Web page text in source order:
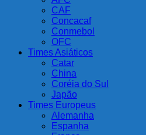
CAF
Concacaf
Conmebol
OFC
Times Asiáticos
Catar
China
Coréia do Sul
Japão
Times Europeus
Alemanha
Espanha